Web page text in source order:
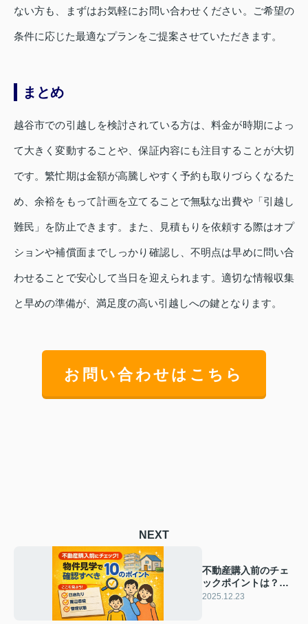
ない方も、まずはお気軽にお問い合わせください。ご希望の
条件に応じた最適なプランをご提案させていただきます。
まとめ
越谷市での引越しを検討されている方は、料金が時期によっ
て大きく変動することや、保証内容にも注目することが大切
です。繁忙期は金額が高騰しやすく予約も取りづらくなるた
め、余裕をもって計画を立てることで無駄な出費や「引越し
難民」を防止できます。また、見積もりを依頼する際はオプ
ションや補償面までしっかり確認し、不明点は早めに問い合
わせることで安心して当日を迎えられます。適切な情報収集
と早めの準備が、満足度の高い引越しへの鍵となります。
お問い合わせはこちら
NEXT
不動産購入前のチェ
ックポイントは？物
件見学で注意すべき
2025.12.23